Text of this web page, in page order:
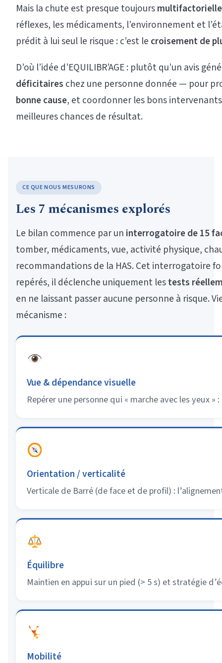
Mais la chute est presque toujoursmultifactorielle
réflexes, les médicaments, l’environnement et
prédit à lui seul le risque : c’est le croisement de
D’où l’idée d’EQUILIBR’AGE : plutôt qu’un avis
déficitaires chez une personne donnée — pour
bonne cause, et coordonner les bons
meilleures chances de résultat.
CE QUE NOUS MESURONS
Les 7 mécanismes explorés
Le bilan commence par un interrogatoire de 15
tomber, médicaments, vue, activité physique,
recommandations de la HAS. Cet interrogatoire
repérés, il déclenche uniquement lestests
en ne laissant passer aucune personne à risque.
mécanisme :
Vue & dépendance visuelle
Repérer une personne qui « marche avec les yeux
Orientation / verticalité
Verticale de Barré (de face et de profil) :
Équilibre
Maintien en appui sur un pied (> 5 s) et stratégie
Mobilité